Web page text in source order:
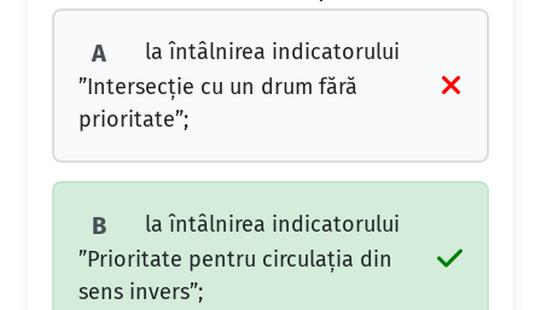
A
la întâlnirea indicatorului
”Intersecţie cu un drum fără
prioritate”;
B
la întâlnirea indicatorului
”Prioritate pentru circulaţia din
sens invers”;